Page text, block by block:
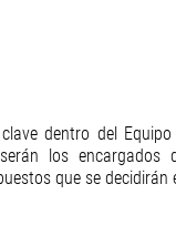
dentro del
los
que se decidirán